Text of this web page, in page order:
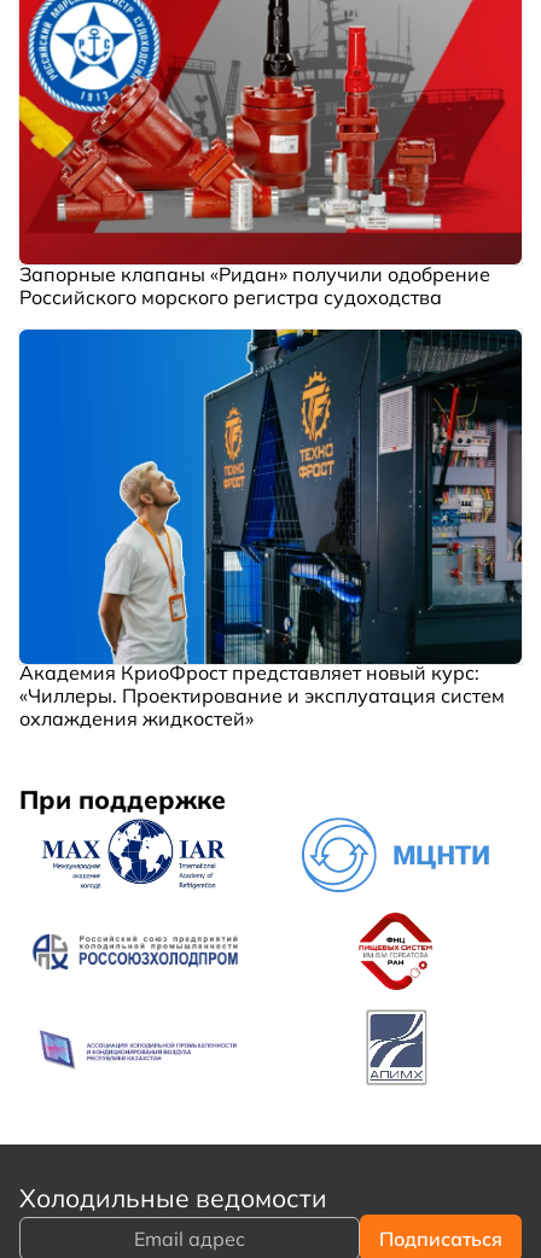
Запорные клапаны «Ридан» получили одобрение
Российского морского регистра судоходства
Академия КриоФрост представляет новый курс:
«Чиллеры. Проектирование и эксплуатация систем
охлаждения жидкостей»
При поддержке
Холодильные ведомости